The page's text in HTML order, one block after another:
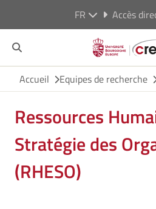
FR Accès
Accueil Equipes de recherche
Ressources
Stratégie des
(RHESO)